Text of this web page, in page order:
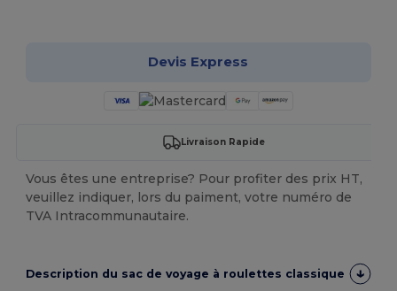
Devis Express
Livraison Rapide
Vous êtes une entreprise? Pour profiter des prix HT,
veuillez indiquer, lors du paiment, votre numéro de
TVA Intracommunautaire.
Description du sac de voyage à roulettes classique